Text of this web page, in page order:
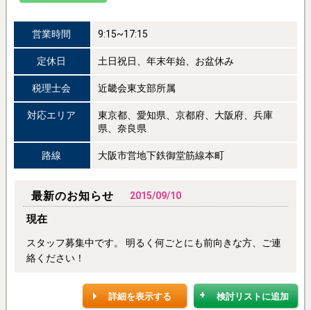
営業時間 9:15~17:15
定休日 土日祝日、年末年始、お盆休み
税理士会 近畿会東支部所属
対応エリア
東京都、愛知県、京都府、大阪府、兵庫
県、奈良県
路線 大阪市営地下鉄御堂筋線本町
最新のお知らせ 2015/09/10
現在
スタッフ募集中です。 明るく何ごとにも前向きな方、ご連
絡ください！
検討リストに追加
詳細を表示する